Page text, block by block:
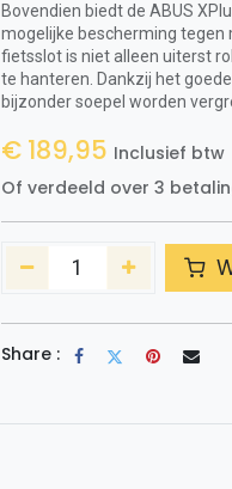
Bovendien biedt de ABUS
mogelijke bescherming tegen
fietsslot is niet alleen uiterst
te hanteren. Dankzij het
bijzonder soepel worden
€ 189,95 Inclusief btw
Of verdeeld over 3
Share :